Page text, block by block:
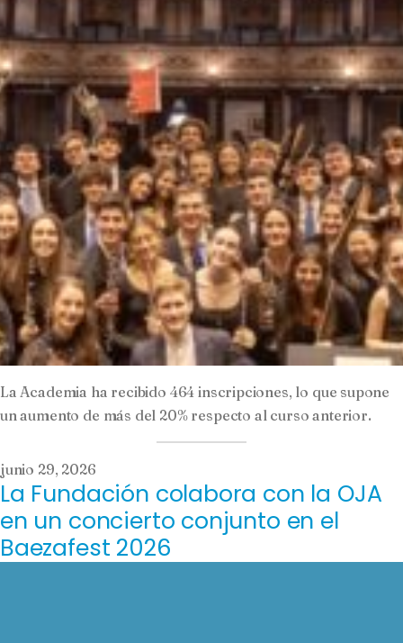
La Academia ha recibido 464 inscripciones, lo que supone
un aumento de más del 20% respecto al curso anterior.
junio 29, 2026
La Fundación colabora con la OJA
en un concierto conjunto en el
Baezafest 2026